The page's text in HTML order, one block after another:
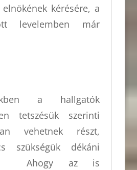
kérésére, a
levelemben már
a hallgatók
tetszésük szerinti
vehetnek részt,
szükségük dékáni
Ahogy az is